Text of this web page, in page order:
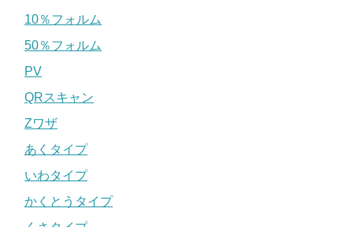
10％フォルム
50％フォルム
PV
QRスキャン
Zワザ
あくタイプ
いわタイプ
かくとうタイプ